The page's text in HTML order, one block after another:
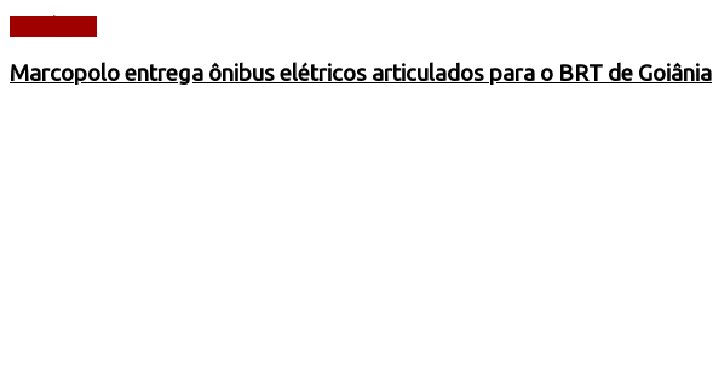
Marcopolo entrega ônibus elétricos articulados para o BRT de Goiânia